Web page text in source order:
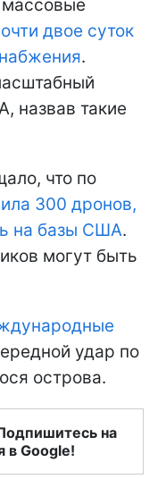
массовые
двое суток
.
назвав такие
что по
300 дронов,
на базы США.
могут быть
удар по
острова.
на
в Google!